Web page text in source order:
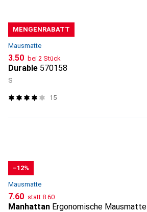
MENGENRABATT
Mausmatte
CHF
3.50 bei 2 Stück
Durable 570158
S
15
−12%
Mausmatte
CHF
7.60 statt CHF
8.60
Manhattan Ergonomische Mausmatte